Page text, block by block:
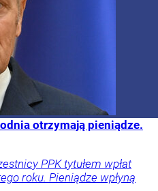
otrzymają pieniądze.
PPK tytułem wpłat
roku. Pieniądze wpłyną